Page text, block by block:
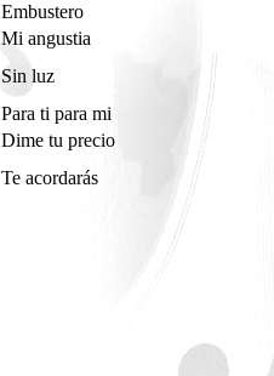
Embustero
Mi angustia
Sin luz
Para ti para mi
Dime tu precio
Te acordarás